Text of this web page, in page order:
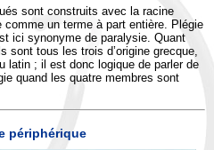
sont construits avec la racine
un terme à part entière. Plégie
ici synonyme de paralysie. Quant
sont tous les trois d’origine grecque,
latin ; il est donc logique de parler de
quand les quatre membres sont
périphérique